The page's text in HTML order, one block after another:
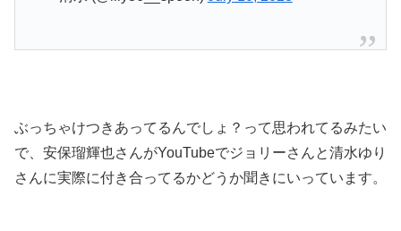
ぶっちゃけつきあってるんでしょ？って思われてるみたい
で、安保瑠輝也さんがYouTubeでジョリーさんと清水ゆり
さんに実際に付き合ってるかどうか聞きにいっています。